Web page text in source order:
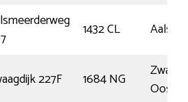
1432 CL
227F 1684 NG
Oost